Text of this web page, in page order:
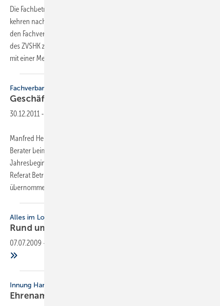
Die Fachbetriebe der Innung Sanitär Heizung Klima Frankfurt am Main
kehren nach vier Jahren Abstinenz mit Wirkung zum 1. Januar 2012 in
den Fachverband SHK Hessen und damit in die Gesamtorganisation
des ZVSHK zurück. Diese Entscheidung trafen die Innungsmitglieder
mit einer Mehrheit von
Fachverband
Geschäftsführung mit Hertle van
30.12.2011 -
Manfred Hertle van Amen war seit 1998 als betriebswirtschaftlicher
Berater beim Fachverband SHK NRW tätig. Nach 14 Jahren hat er zum
Jahresbeginn beim hessischen Schwesterverband in Gießen das
Referat Betriebswirtschaft und die stellvertretende Geschäftsführung
übernommen und soll zu
Alles im Lot
Rund um Beiträge und
07.07.2009 -
Innung Hanau
Ehrenamtsträger